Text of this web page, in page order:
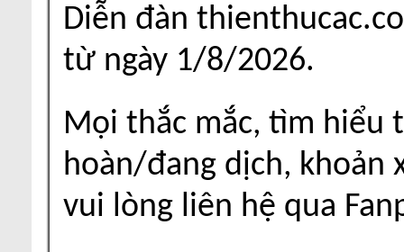
Diễn đàn
từ ngày 1/8/2026.
Mọi thắc mắc, tìm hiểu
hoàn/đang dịch, khoản
vui lòng liên hệ qua